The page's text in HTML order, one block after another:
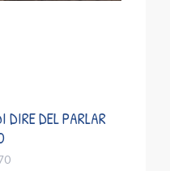
DIRE DEL PARLAR